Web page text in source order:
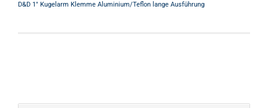
D&D 1" Kugelarm Klemme Aluminium/Teflon lange Ausführung